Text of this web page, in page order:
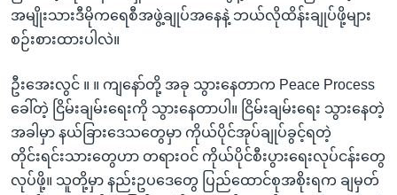
အမျိုးသားဒီမိုကရေစီအဖွဲ့ချုပ်အနေနဲ့ ဘယ်လိုထိန်းချုပ်ဖို့များ
စဉ်းစားထားပါလဲ။
ဦးအေးလွင် ။ ။ ကျနော်တို့ အခု သွားနေတာက Peace Process
ခေါ်တဲ့ ငြိမ်းချမ်းရေးကို သွားနေတာပါ။ ငြိမ်းချမ်းရေး သွားနေတဲ့
အခါမှာ နယ်ခြားဒေသတွေမှာ ကိုယ်ပိုင်အုပ်ချုပ်ခွင့်ရတဲ့
တိုင်းရင်းသားတွေဟာ တရားဝင် ကိုယ်ပိုင်စီးပွားရေးလုပ်ငန်းတွေ
လုပ်ဖို့။ သူတို့မှာ နည်းဥပဒေတွေ ပြည်ထောင်စုအစိုးရက ချမှတ်